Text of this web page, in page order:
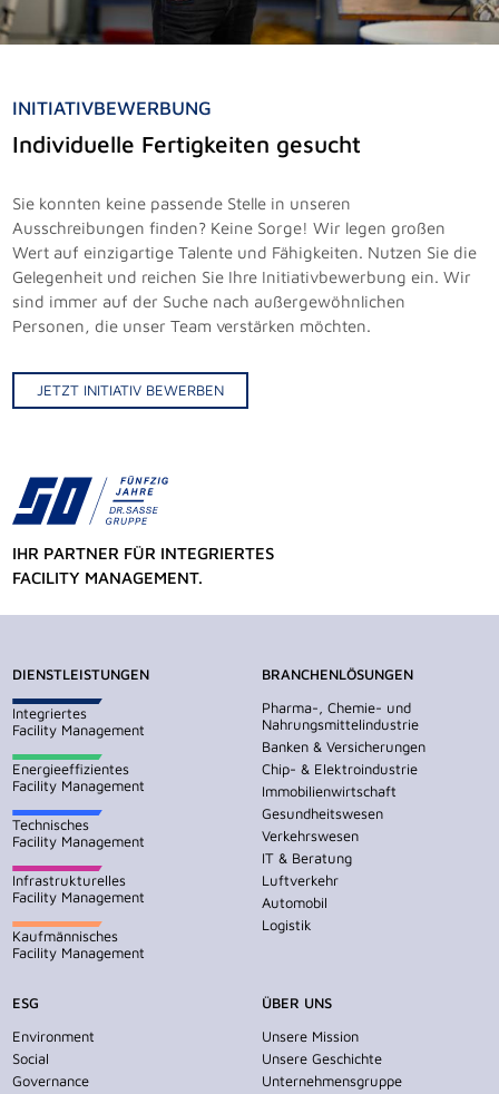
INITIATIVBEWERBUNG
Individuelle Fertigkeiten gesucht
Sie konnten keine passende Stelle in unseren
Ausschreibungen finden? Keine Sorge! Wir legen großen
Wert auf einzigartige Talente und Fähigkeiten. Nutzen Sie die
Gelegenheit und reichen Sie Ihre Initiativbewerbung ein. Wir
sind immer auf der Suche nach außergewöhnlichen
Personen, die unser Team verstärken möchten.
JETZT INITIATIV BEWERBEN
IHR PARTNER FÜR INTEGRIERTES
FACILITY MANAGEMENT.
DIENSTLEISTUNGEN
Integriertes
Facility Management
Energieeffizientes
Facility Management
Technisches
Facility Management
Infrastrukturelles
Facility Management
Kaufmännisches
Facility Management
BRANCHENLÖSUNGEN
Pharma-, Chemie- und
Nahrungsmittelindustrie
Banken & Versicherungen
Chip- & Elektroindustrie
Immobilienwirtschaft
Gesundheitswesen
Verkehrswesen
IT & Beratung
Luftverkehr
Automobil
Logistik
ESG
Environment
Social
Governance
ÜBER UNS
Unsere Mission
Unsere Geschichte
Unternehmensgruppe